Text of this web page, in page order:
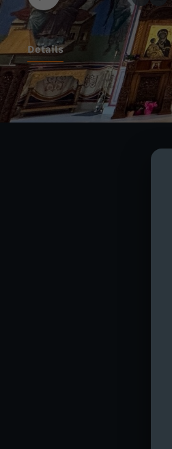
Details